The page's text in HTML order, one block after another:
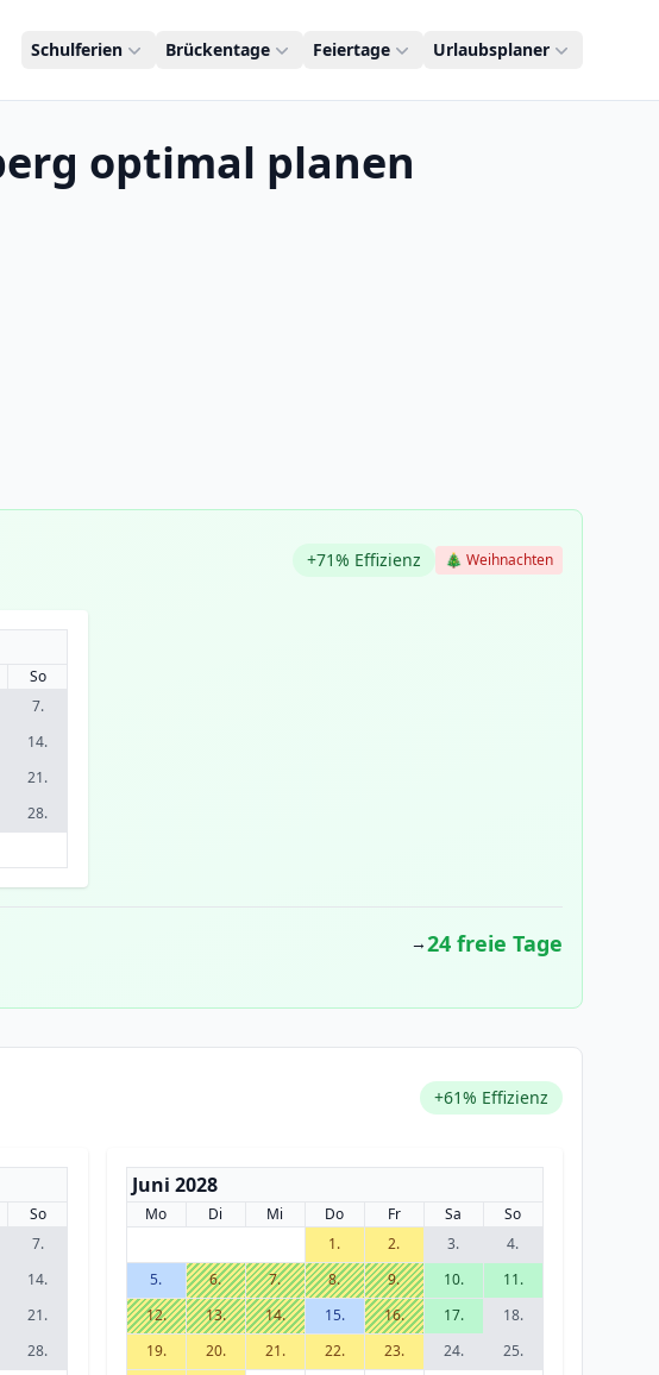
Schulferien Brückentage Feiertage Urlaubsplaner
optimal planen
+71% Effizienz 🎄 Weihnachten
So
7.
14.
21.
28.
→24 freie Tage
+61% Effizienz
So
7.
14.
21.
28.
Juni 2028
Mo Di Mi Do Fr Sa
So
1.
2. 3.
4.
5.
6. 7. 8. 9. 10.
11.
12.
13. 14. 15. 16. 17.
18.
19.
20. 21. 22. 23. 24.
25.